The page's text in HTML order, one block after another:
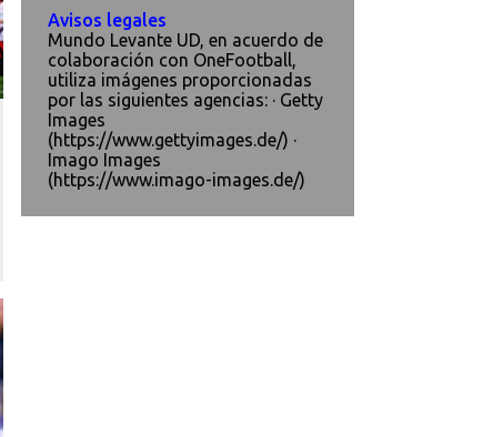
Avisos legales
Mundo Levante UD, en acuerdo de
colaboración con OneFootball,
utiliza imágenes proporcionadas
por las siguientes agencias: · Getty
Images
(https://www.gettyimages.de/) ·
Imago Images
(https://www.imago-images.de/)